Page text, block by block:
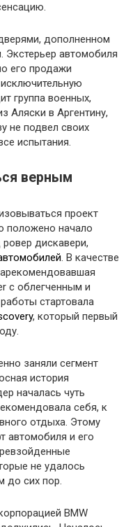
дополненном
автомобиля
его продажи
группа военных,
Аляски в Аргентину,
не подвел своих
испытания.
верным
проект
положено начало
дискавери,
. В качестве
с облегченным и
стартовала
, который первый
заняли сегмент
история
началась чуть
себя, к
отдыха. Этому
автомобиля и его
не удалось
до сих пор.
BMW